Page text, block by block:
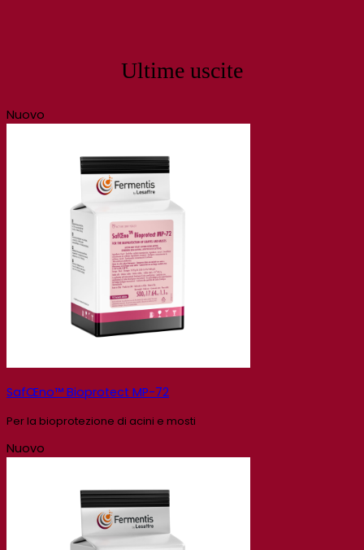
Ultime uscite
Nuovo
SafŒno™ Bioprotect MP-72
Per la bioprotezione di acini e mosti
Nuovo